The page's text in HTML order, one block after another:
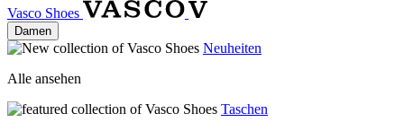
Vasco Shoes
Damen
Neuheiten
Alle ansehen
Taschen